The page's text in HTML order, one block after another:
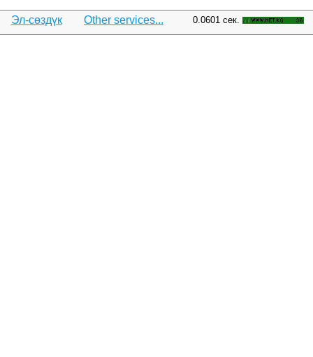
Эл-сөздүк Other services... 0.0601 сек.